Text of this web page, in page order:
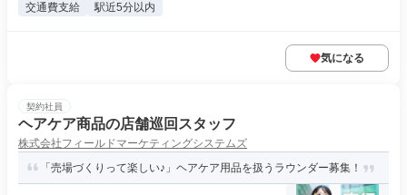
交通費支給 駅近5分以内
気になる
契約社員
ヘアケア商品の店舗巡回スタッフ
株式会社フィールドマーケティングシステムズ
「売場づくりって楽しい♪」ヘアケア用品を扱うラウンダー募集！